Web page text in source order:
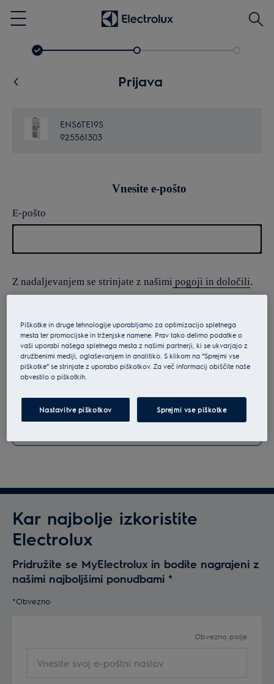
Menu
Išči
Prijava
ENS6TE19S
925561303
Vnesite e-pošto
E-pošto
Z nadaljevanjem se strinjate z našimi pogoji in določili.
podatke, si oglejte našoizjavo o varstvu podatkov.
Kar najbolje izkoristite
Electrolux
Pridružite se MyElectrolux in bodite nagrajeni z
našimi najboljšimi ponudbami *
*Obvezno
Obvezno polje
Piškotke in druge tehnologije uporabljamo za optimizacijo spletnega
mesta ter promocijske in trženjske namene. Prav tako delimo podatke o
vaši uporabi našega spletnega mesta z našimi partnerji, ki se ukvarjajo z
družbenimi mediji, oglaševanjem in analitiko. S klikom na “Sprejmi vse
piškotke” se strinjate z uporabo piškotkov. Za več informacij obiščite naše
obvestilo o piškotkih.
Nastavitve piškotkov Sprejmi vse piškotke